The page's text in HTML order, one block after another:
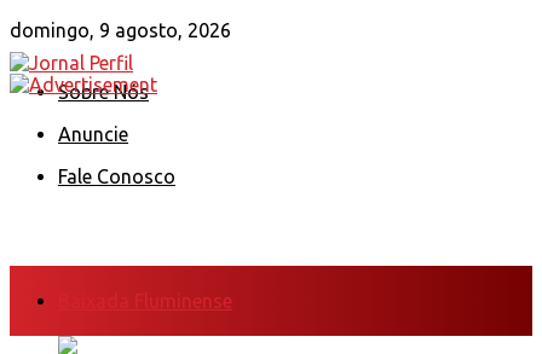
domingo, 9 agosto, 2026
Sobre Nós
Anuncie
Fale Conosco
Baixada Fluminense